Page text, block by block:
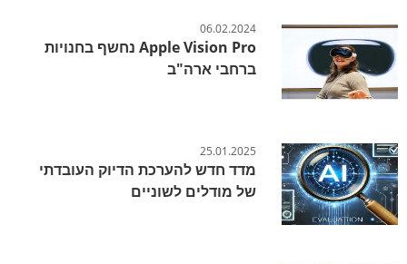
06.02.2024
Apple Vision Pro נחשף בחנויות
ברחבי ארה"ב
25.01.2025
מדד חדש להערכת הדיוק העובדתי
של מודלים לשוניים